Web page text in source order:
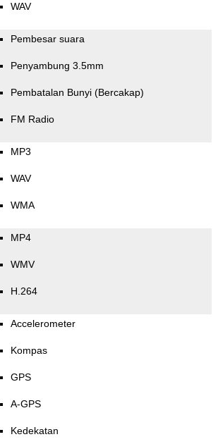
WAV
Pembesar suara
Penyambung 3.5mm
Pembatalan Bunyi (Bercakap)
FM Radio
MP3
WAV
WMA
MP4
WMV
H.264
Accelerometer
Kompas
GPS
A-GPS
Kedekatan